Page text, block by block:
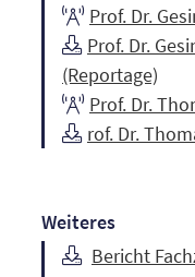
Prof. Dr.
Prof. Dr.
(Reportage)
Prof. Dr.
rof. Dr.
Weiteres
Bericht